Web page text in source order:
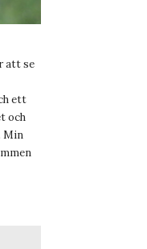
att se
ett
och
Min